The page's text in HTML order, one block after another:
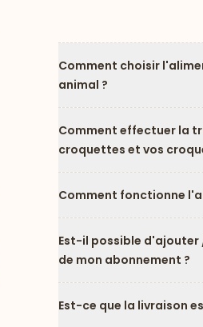
Comment choisir
animal ?
Comment effectuer la
croquettes et vos
Comment fonctionne
Est-il possible
de mon abonnement ?
Est-ce que la livraison